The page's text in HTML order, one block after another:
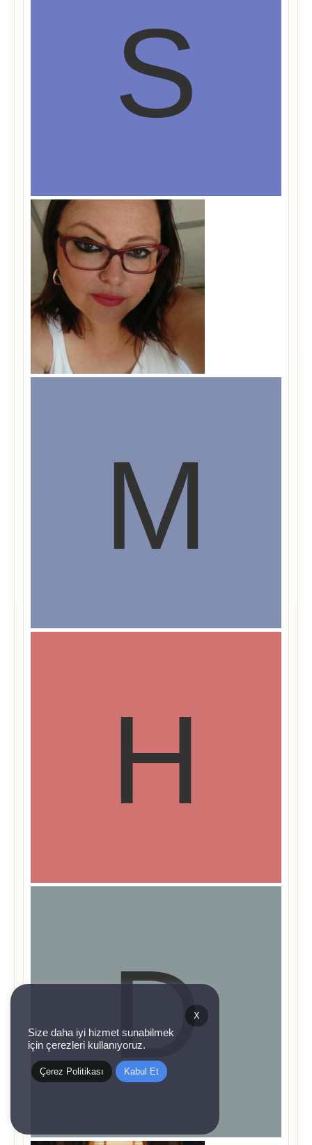
X
Size daha iyi hizmet sunabilmek
için çerezleri kullanıyoruz.
Çerez Politikası Kabul Et